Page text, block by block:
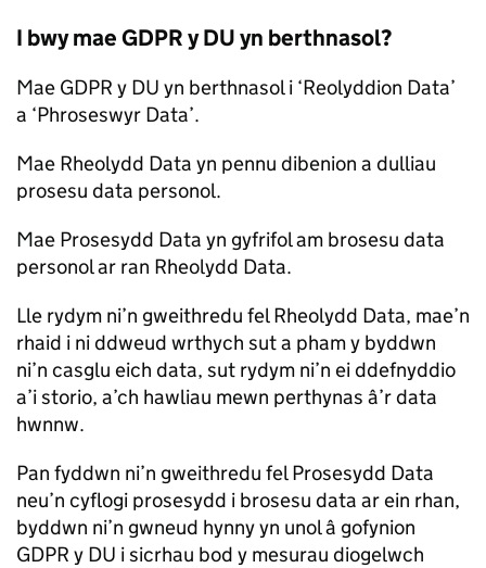
I bwy mae GDPR y DU yn berthnasol?
Mae GDPR y DU yn berthnasol i ‘Reolyddion Data’
a ‘Phroseswyr Data’.
Mae Rheolydd Data yn pennu dibenion a dulliau
prosesu data personol.
Mae Prosesydd Data yn gyfrifol am brosesu data
personol ar ran Rheolydd Data.
Lle rydym ni’n gweithredu fel Rheolydd Data, mae’n
rhaid i ni ddweud wrthych sut a pham y byddwn
ni’n casglu eich data, sut rydym ni’n ei ddefnyddio
a’i storio, a’ch hawliau mewn perthynas â’r data
hwnnw.
Pan fyddwn ni’n gweithredu fel Prosesydd Data
neu’n cyflogi prosesydd i brosesu data ar ein rhan,
byddwn ni’n gwneud hynny yn unol â gofynion
GDPR y DU i sicrhau bod y mesurau diogelwch